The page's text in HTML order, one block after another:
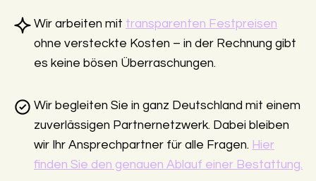
Wir arbeiten mit transparenten Festpreisen
ohne versteckte Kosten – in der Rechnung gibt
es keine bösen Überraschungen.
Wir begleiten Sie in ganz Deutschland mit einem
zuverlässigen Partnernetzwerk. Dabei bleiben
wir Ihr Ansprechpartner für alle Fragen. Hier
finden Sie den genauen Ablauf einer Bestattung.